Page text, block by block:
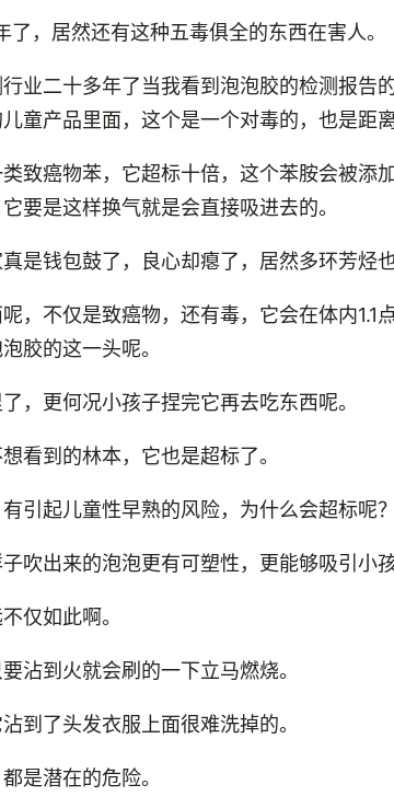
了，居然还有这种五毒俱全的东西在害人。
业二十多年了当我看到泡泡胶的检测报告
童产品里面，这个是一个对毒的，也是距离
致癌物苯，它超标十倍，这个苯胺会被添
要是这样换气就是会直接吸进去的。
是钱包鼓了，良心却瘪了，居然多环芳烃也
，不仅是致癌物，还有毒，它会在体内
胶的这一头呢。
，更何况小孩子捏完它再去吃东西呢。
看到的林本，它也是超标了。
引起儿童性早熟的风险，为什么会超标呢？
吹出来的泡泡更有可塑性，更能够吸引小孩
仅如此啊。
沾到火就会刷的一下立马燃烧。
到了头发衣服上面很难洗掉的。
是潜在的危险。